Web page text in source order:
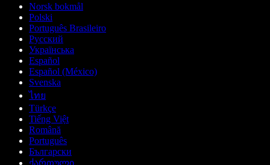
Norsk bokmål
Polski
Português Brasileiro
Русский
Українська
Español
Español (México)
Svenska
ไทย
Türkçe
Tiếng Việt
Română
Português
Български
ქართული